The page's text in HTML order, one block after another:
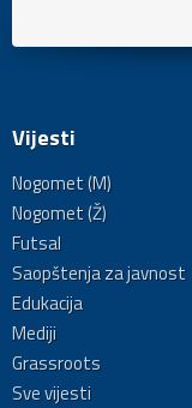
Vijesti
Nogomet (M)
Nogomet (Ž)
Futsal
Saopštenja za javnost
Edukacija
Mediji
Grassroots
Sve vijesti